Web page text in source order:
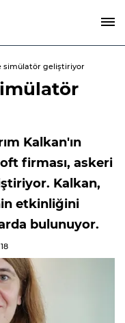
simülatör geliştiriyor
Kalkan'ın
firması, askeri
Kalkan,
etkinliğini
bulunuyor.